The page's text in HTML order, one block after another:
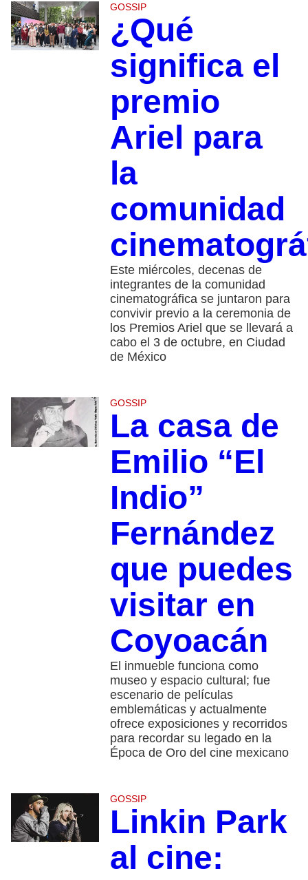
GOSSIP
¿Qué
significa el
premio
Ariel para
la
comunidad
Este miércoles, decenas de
integrantes de la comunidad
cinematográfica se juntaron para
convivir previo a la ceremonia de
los Premios Ariel que se llevará a
cabo el 3 de octubre, en Ciudad
de México
GOSSIP
La casa de
Emilio “El
Indio”
Fernández
que puedes
visitar en
Coyoacán
El inmueble funciona como
museo y espacio cultural; fue
escenario de películas
emblemáticas y actualmente
ofrece exposiciones y recorridos
para recordar su legado en la
Época de Oro del cine mexicano
GOSSIP
Linkin Park
al cine: